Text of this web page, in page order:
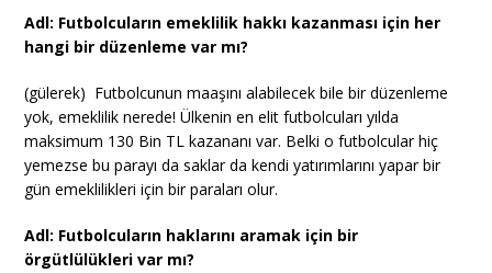
Adl: Futbolcuların emeklilik hakkı kazanması için her
hangi bir düzenleme var mı?
(gülerek) Futbolcunun maaşını alabilecek bile bir düzenleme
yok, emeklilik nerede! Ülkenin en elit futbolcuları yılda
maksimum 130 Bin TL kazananı var. Belki o futbolcular hiç
yemezse bu parayı da saklar da kendi yatırımlarını yapar bir
gün emeklilikleri için bir paraları olur.
Adl: Futbolcuların haklarını aramak için bir
örgütlülükleri var mı?